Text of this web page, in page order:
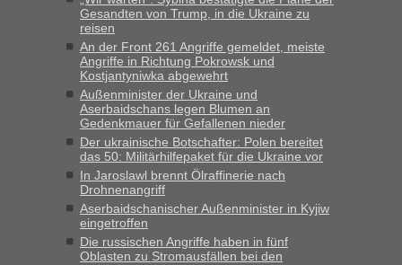
schnellsten?
„Gestern 6 Stunden warten vor der Grenze Richtung Polen
in Krakowez mit dem Kleinbus. Abfertigung ging dann
schnell da auch Passagiere mit EU-Pass dabei waren“
Bernd D-UAinBerichte und Reisetipps • Re: An welchem
Grenzübergang zwischen Polen und der Ukraine geht es am
schnellsten?
„Bin am Montag 15.6.26 um 8 Uhr in Urgyniw ausgereist,
das erste Mal an einem Montagmorgen ca. 15 Fahrzeuge
vor mir, bin sonst der Erste oder Zweite, egal, nach ca 20
Minuten wurde dann die nächste Welle...“
Berichte und Reisetipps • Re: An welchem
Gesandten von Trump, in die Ukraine zu
reisen
An der Front 261 Angriffe gemeldet, meiste
Angriffe in Richtung Pokrowsk und
Kostjantyniwka abgewehrt
Außenminister der Ukraine und
Aserbaidschans legen Blumen an
Gedenkmauer für Gefallenen nieder
Der ukrainische Botschafter: Polen bereitet
das 50: Militärhilfepaket für die Ukraine vor
In Jaroslawl brennt Ölraffinerie nach
Drohnenangriff
Aserbaidschanischer Außenminister in Kyjiw
eingetroffen
Die russischen Angriffe haben in fünf
Oblasten zu Stromausfällen bei den